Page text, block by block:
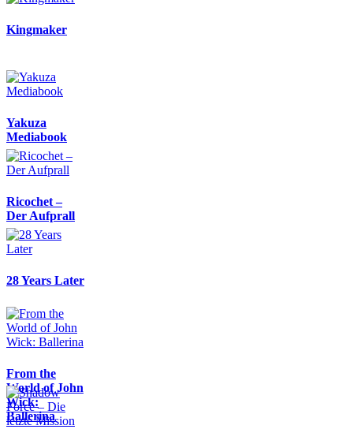
Kingmaker
Yakuza
Mediabook
Ricochet –
Der Aufprall
28 Years Later
From the
World of John
Wick:
Ballerina